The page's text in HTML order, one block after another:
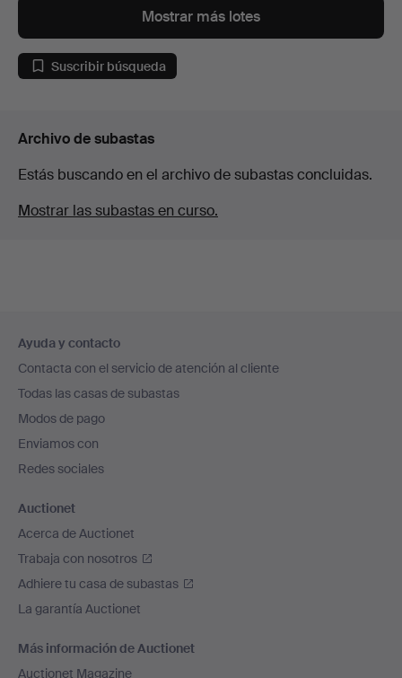
Mostrar más lotes
Suscribir búsqueda
Archivo de subastas
Estás buscando en el archivo de subastas concluidas.
Mostrar las subastas en curso.
en
el
pie
de
página
Ayuda y contacto
Contacta con el servicio de atención al cliente
Todas las casas de subastas
Modos de pago
Enviamos con
Redes sociales
Auctionet
Acerca de Auctionet
Trabaja con nosotros
Adhiere tu casa de subastas
La garantía Auctionet
Más información de Auctionet
Auctionet Magazine